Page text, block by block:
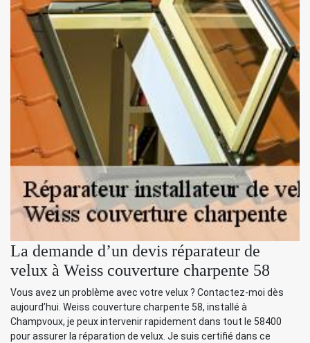
La demande d’un devis réparateur de
velux à Weiss couverture charpente 58
Vous avez un problème avec votre velux ? Contactez-moi dès
aujourd’hui. Weiss couverture charpente 58, installé à
Champvoux, je peux intervenir rapidement dans tout le 58400
pour assurer la réparation de velux. Je suis certifié dans ce